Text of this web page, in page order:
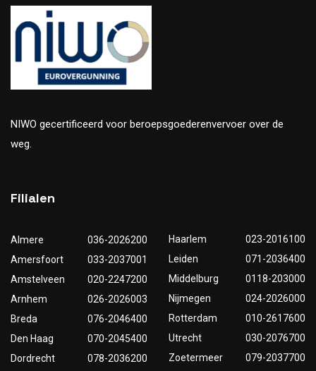
NIWO gecertificeerd voor beroepsgoederenvervoer over de
weg.
Filialen
Almere
036-2026200
Amersfoort
033-2037001
Amstelveen
020-2247200
Arnhem
026-2026003
Breda
076-2046400
Den Haag
070-2045400
Dordrecht
078-2036200
Haarlem
023-2016100
Leiden
071-2036400
Middelburg
0118-203000
Nijmegen
024-2026000
Rotterdam
010-2617600
Utrecht
030-2076700
Zoetermeer
079-2037700